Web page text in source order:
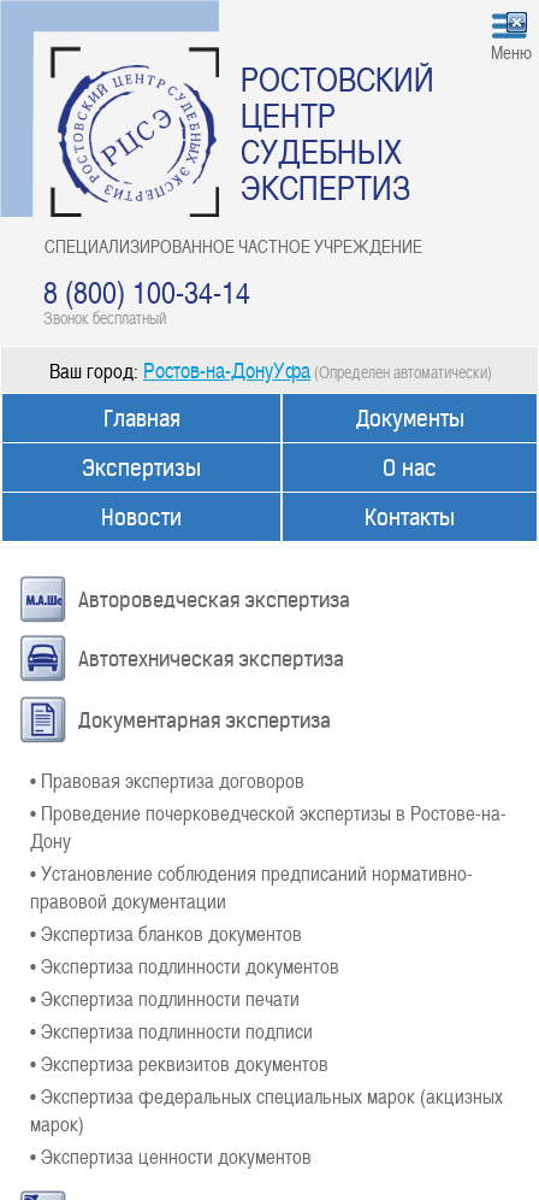
РОСТОВСКИЙ
ЦЕНТР
СУДЕБНЫХ
ЭКСПЕРТИЗ
СПЕЦИАЛИЗИРОВАННОЕ ЧАСТНОЕ УЧРЕЖДЕНИЕ
8 (800) 100-34-14
Звонок бесплатный
Меню
Ваш город: Ростов-на-ДонуУфа (Определен автоматически)
Главная
Экспертизы
Новости
Документы
О нас
Контакты
Автороведческая экспертиза
Автотехническая экспертиза
Документарная экспертиза
• Правовая экспертиза договоров
• Проведение почерковедческой экспертизы в Ростове-на-
Дону
• Установление соблюдения предписаний нормативно-
правовой документации
• Экспертиза бланков документов
• Экспертиза подлинности документов
• Экспертиза подлинности печати
• Экспертиза подлинности подписи
• Экспертиза реквизитов документов
• Экспертиза федеральных специальных марок (акцизных
марок)
• Экспертиза ценности документов